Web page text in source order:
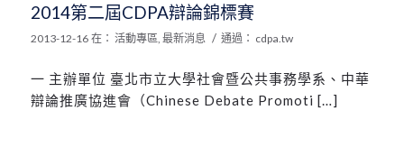
2014第二屆CDPA辯論錦標賽
2013-12-16 在： 活動專區 最新消息 / 通過： cdpa.tw
一 主辦單位 臺北市立大學社會暨公共事務學系、中華
辯論推廣協進會（Chinese Debate Promoti […]